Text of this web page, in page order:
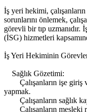
İş yeri hekimi,
sorunlarını önlemek,
görevli bir tıp uzmanıdır.
(İSG) hizmetleri
İş Yeri Hekiminin
Sağlık Gözetimi:
Çalışanların işe giriş
yapmak.
Çalışanların sağlık
Çalışanların mesleki